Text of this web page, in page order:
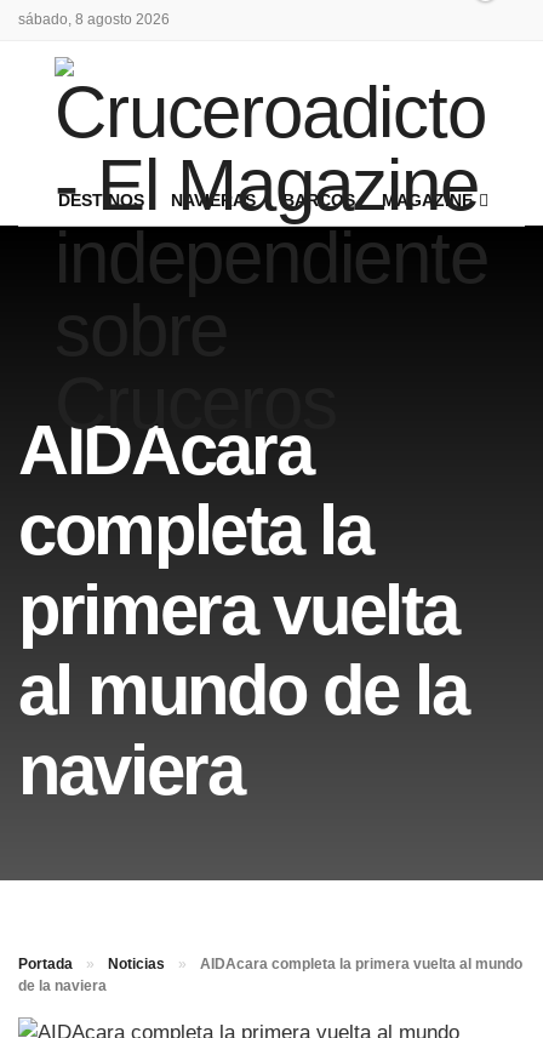
sábado, 8 agosto 2026
DESTINOS NAVIERAS BARCOS MAGAZINE
AIDAcara
completa la
primera vuelta
al mundo de la
naviera
Portada » Noticias »
AIDAcara completa la primera vuelta al mundo
de la naviera